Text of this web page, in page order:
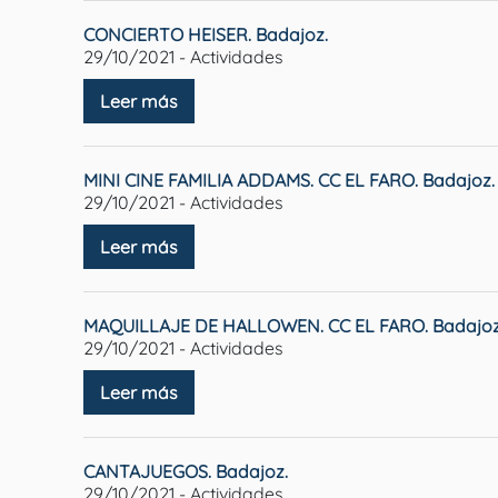
CONCIERTO HEISER. Badajoz.
29/10/2021 - Actividades
Leer más
MINI CINE FAMILIA ADDAMS. CC EL FARO. Badajoz.
29/10/2021 - Actividades
Leer más
MAQUILLAJE DE HALLOWEN. CC EL FARO.
29/10/2021 - Actividades
Leer más
CANTAJUEGOS. Badajoz.